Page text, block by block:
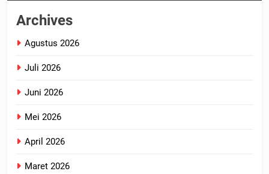
Archives
Agustus 2026
Juli 2026
Juni 2026
Mei 2026
April 2026
Maret 2026